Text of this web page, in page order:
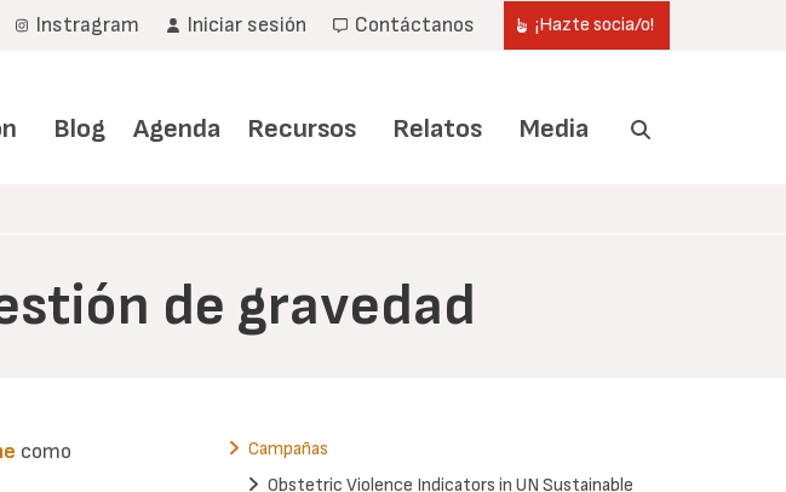
Instragram Iniciar sesión Contáctanos ¡Hazte socia/o!
Blog Agenda Recursos Relatos Media
de gravedad
como
Campañas
Obstetric Violence Indicators in UN Sustainable